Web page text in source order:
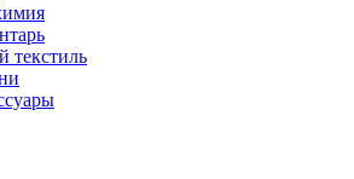
текстиль